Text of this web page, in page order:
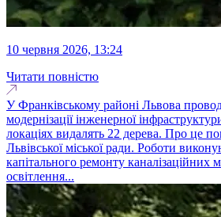
10 червня 2026, 13:24
Читати повністю
У Франківському районі Львова
модернізації інженерної
локаціях видалять 22 дерева. Про це
Львівської міської ради. Роботи
капітального ремонту каналізаційних
освітлення...